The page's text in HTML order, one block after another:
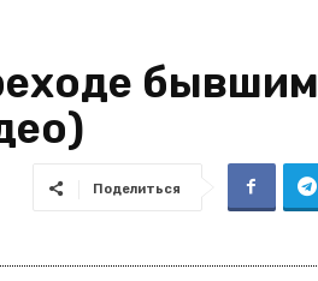
бывшим
Поделиться